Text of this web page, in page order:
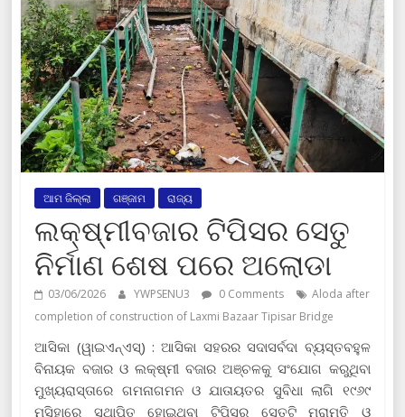
ଆମ ଜିଲ୍ଲା ଗଞ୍ଜାମ ରାଜ୍ୟ
ଲକ୍ଷ୍ମୀବଜାର ଟିପିସର ସେତୁ
ନିର୍ମାଣ ଶେଷ ପରେ ଅଲୋଡା
03/06/2026 YWPSENU3 0 Comments
Aloda after
completion of construction of Laxmi Bazaar Tipisar Bridge
ଆସିକା (ୱାଇଏନ୍‍ଏସ୍‍) : ଆସିକା ସହରର ସଦାସର୍ବଦା ବ୍ୟସ୍ତବହୁଳ
ବିନାୟକ ବଜାର ଓ ଲକ୍ଷ୍ମୀ ବଜାର ଅଞ୍ଚଳକୁ ସଂଯୋଗ କରୁଥିବା
ମୁଖ୍ୟରାସ୍ତାରେ ଗମନାଗମନ ଓ ଯାତାୟତର ସୁବିଧା ଲାଗି ୧୯୬୯
ମସିହାରେ ସ୍ଥାପିତ ହୋଇଥିବା ଟିପିସର ସେତୁଟି ମରାମତି ଓ